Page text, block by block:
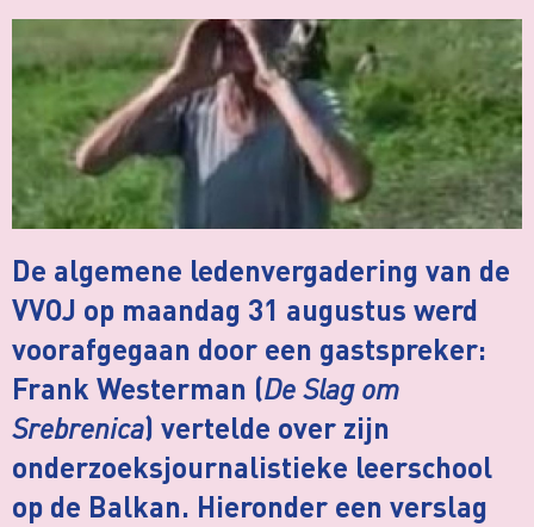
De algemene ledenvergadering van de
VVOJ op maandag 31 augustus werd
voorafgegaan door een gastspreker:
Frank Westerman (De Slag om
Srebrenica) vertelde over zijn
onderzoeksjournalistieke leerschool
op de Balkan. Hieronder een verslag